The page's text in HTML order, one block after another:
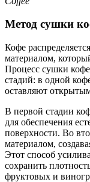
Метод сушки
Кофе
материалом,
Процесс сушки кофе
стадий: в одной
оставляют
В первой стадии
для обеспечения
поверхности. Во
материалом,
Этот способ
сохранить
фруктовых и